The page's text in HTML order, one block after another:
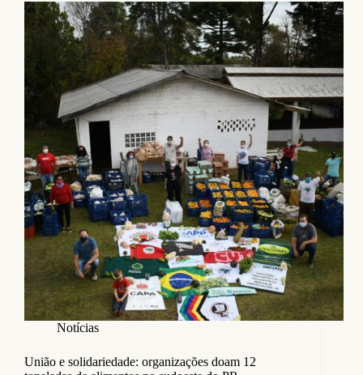
Notícias
União e solidariedade: organizações doam 12